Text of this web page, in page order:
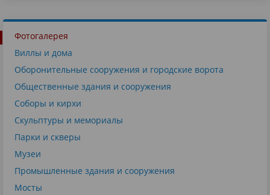
Фотогалерея
Виллы и дома
Оборонительные сооружения и городские ворота
Общественные здания и сооружения
Соборы и кирхи
Скульптуры и мемориалы
Парки и скверы
Музеи
Промышленные здания и сооружения
Мосты